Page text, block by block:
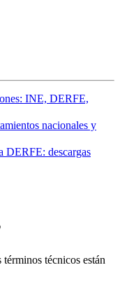
INE, DERFE,
nacionales y
DERFE: descargas
técnicos están